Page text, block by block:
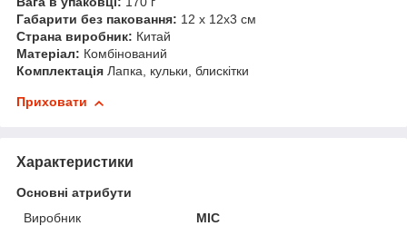
Габарити без паковання: 12 x 12x3 см
Страна виробник: Китай
Матеріал: Комбінований
Комплектація Лапка, кульки, блискітки
Приховати
Характеристики
Основні атрибути
Виробник
MIC